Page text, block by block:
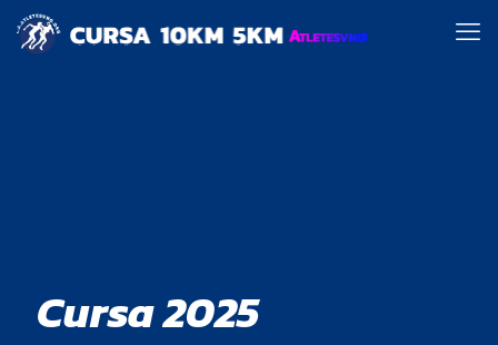
Cursa 2025